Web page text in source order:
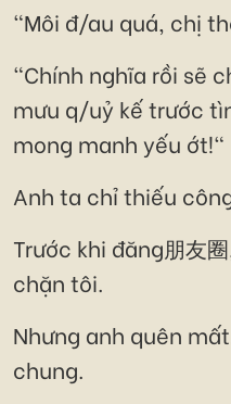
"Môi đ/au quá, chị
"Chính nghĩa rồi sẽ
mưu q/uỷ kế trước
mong manh yếu ớt!"
Anh ta chỉ thiếu
Trước khi đăng朋友
chặn tôi.
Nhưng anh quên
chung.